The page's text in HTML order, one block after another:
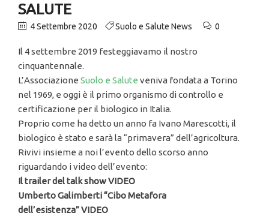
SALUTE
4 Settembre 2020 Suolo e Salute News 0
Il 4 settembre 2019 festeggiavamo il nostro
cinquantennale.
L’Associazione Suolo e Salute veniva fondata a Torino
nel 1969, e oggi è il primo organismo di controllo e
certificazione per il biologico in Italia.
Proprio come ha detto un anno fa Ivano Marescotti, il
biologico è stato e sarà la “primavera” dell’agricoltura.
Rivivi insieme a noi l’evento dello scorso anno
riguardando i video dell’evento:
Il trailer del talk show VIDEO
Umberto Galimberti “Cibo Metafora
dell’esistenza”VIDEO